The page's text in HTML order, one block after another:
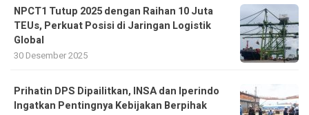
NPCT1 Tutup 2025 dengan Raihan 10 Juta
TEUs, Perkuat Posisi di Jaringan Logistik
Global
30 Desember 2025
Prihatin DPS Dipailitkan, INSA dan Iperindo
Ingatkan Pentingnya Kebijakan Berpihak